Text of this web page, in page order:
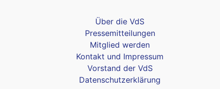
Über die VdS
Pressemitteilungen
Mitglied werden
Kontakt und Impressum
Vorstand der VdS
Datenschutzerklärung